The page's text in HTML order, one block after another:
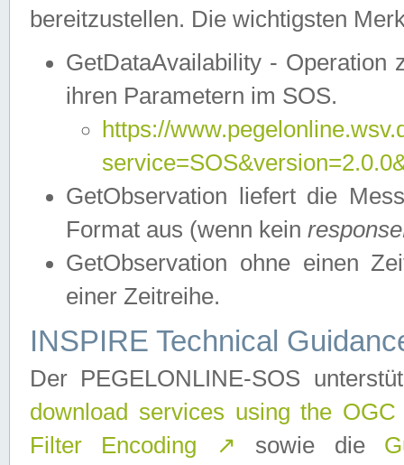
bereitzustellen. Die wichtigsten
GetDataAvailability - Operation
ihren Parametern im SOS.
https://
GetObservation liefert die
Format aus (wenn kein
GetObservation ohne einen
einer Zeitreihe.
INSPIRE Technical
Der PEGELONLINE-SOS
download services using the
Filter Encoding
↗ sowie die